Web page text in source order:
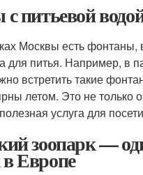
питьевой
Москвы есть фонтаны,
для питья. Например, в
встретить такие
летом. Это не только
услуга для
зоопарк —
Европе